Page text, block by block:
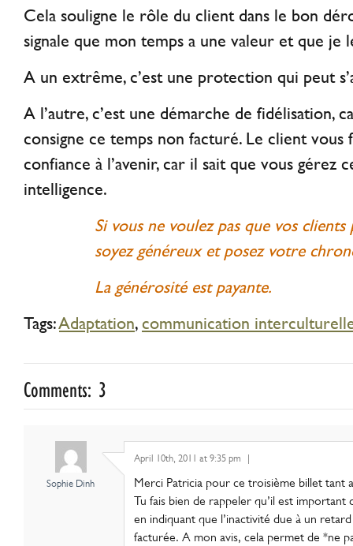
Cela souligne le rôle du client dans le bon
signale que mon temps a une valeur et que je
A un extrême, c’est une protection qui peut
A l’autre, c’est une démarche de fidélisation,
consigne ce temps non facturé. Le client vous
confiance à l’avenir, car il sait que vous gérez
intelligence.
Si vous ne voulez pas que vos
soyez généreux et posez votre
La générosité est payante.
Tags:Adaptation, communication
Comments: 3
Sophie Dinh
April 10th, 2011 at 9:35 pm |
Merci Patricia pour ce troisième billet tant
Tu fais bien de rappeler qu’il est
en indiquant que l’inactivité due à un
facturée. A mon avis, cela permet de *ne